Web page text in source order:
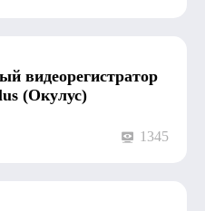
видеорегистратор
(Окулус)
1345